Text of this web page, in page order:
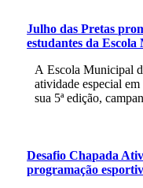
Julho das Pretas
estudantes da
A Escola Municipal
atividade especial
sua 5ª edição,
Desafio Chapada
programação